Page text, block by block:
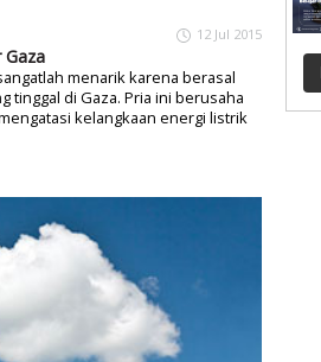
12 Jul 2015
Gaza
menarik karena berasal
tinggal di Gaza. Pria ini berusaha
kelangkaan energi listrik